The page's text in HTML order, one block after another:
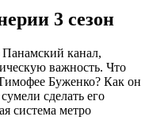
3 сезон
Панамский канал,
важность. Что
Буженко? Как он
сделать его
система метро